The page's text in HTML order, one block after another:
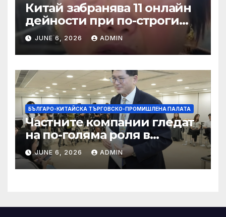
Китай забранява 11 онлайн
дейности при по-строги
правила за ограничаване на
слуховете и
кибернасилниците
JUNE 6, 2026 ADMIN
БЪЛГАРО-КИТАЙСКА ТЪРГОВСКО-ПРОМИШЛЕНА ПАЛАТА
Частните компании гледат
на по-голяма роля в
стратегическата
енергетика
JUNE 6, 2026 ADMIN